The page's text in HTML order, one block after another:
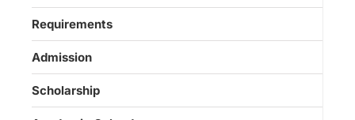
Requirements
Admission
Scholarship